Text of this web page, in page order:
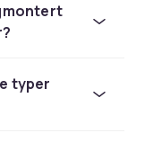
modeller
typer